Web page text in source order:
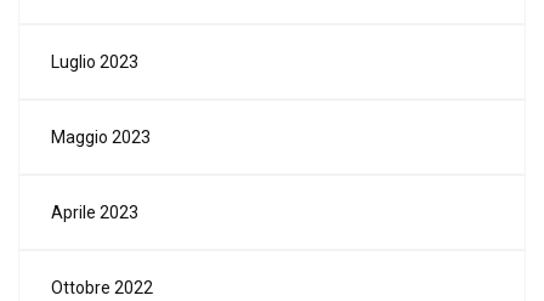
Luglio 2023
Maggio 2023
Aprile 2023
Ottobre 2022